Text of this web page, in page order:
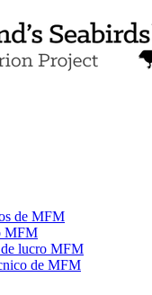
de MFM
MFM
de lucro MFM
de MFM